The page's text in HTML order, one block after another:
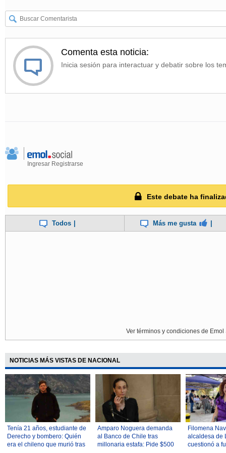
Comenta esta noticia:
Inicia sesión para interactuar y debatir sobre los
Ingresar Registrarse
Este debate ha
Todos Más me gusta
Ver términos y condiciones de Emol
NOTICIAS MÁS VISTAS DE NACIONAL
Tenía 21 años, estudiante de
Derecho y bombero: Quién
era el chileno que murió tras
Amparo Noguera demanda
al Banco de Chile tras
millonaria estafa: Pide $500
Filomena
alcaldesa de
cuestionó a